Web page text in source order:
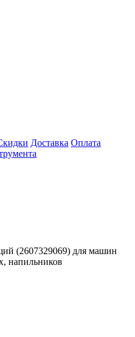
Доставка Оплата
(2607329069) для машин
напильников